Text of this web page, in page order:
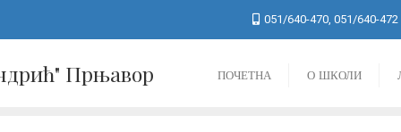
051/640-470, 051/640-472
Прњавор ПОЧЕТНА О ШКОЛИ